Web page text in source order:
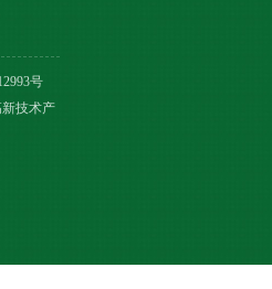
号
技术产